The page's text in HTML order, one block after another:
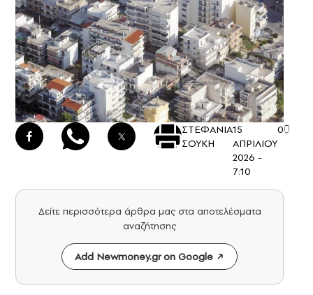
ΣΤΕΦΑΝΙΑ
ΣΟΥΚΗ
15
ΑΠΡΙΛΙΟΥ
2026 -
7:10
0
Δείτε περισσότερα άρθρα μας στα αποτελέσματα
αναζήτησης
Add Newmoney.gr on Google